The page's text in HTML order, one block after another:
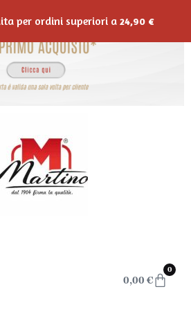
0,00 €
0
per ordini superiori a 24,90 €